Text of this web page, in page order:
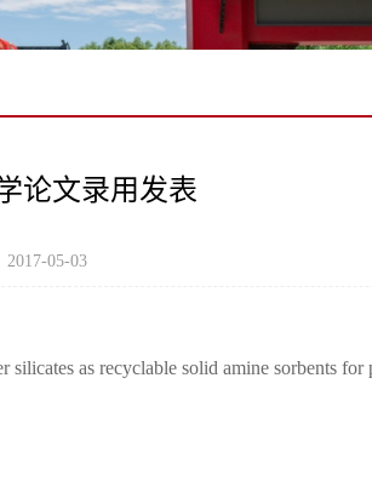
论文录用发表
05-03
as recyclable solid amine sorbents for